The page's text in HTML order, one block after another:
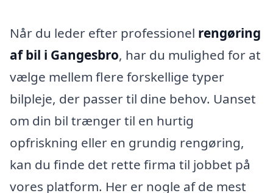
Når du leder efter professionel rengøring
af bil i Gangesbro, har du mulighed for at
vælge mellem flere forskellige typer
bilpleje, der passer til dine behov. Uanset
om din bil trænger til en hurtig
opfriskning eller en grundig rengøring,
kan du finde det rette firma til jobbet på
vores platform. Her er nogle af de mest